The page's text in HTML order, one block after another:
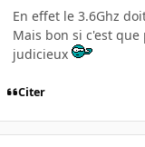
En effet le 3.6Ghz
Mais bon si c'est
judicieux
Citer